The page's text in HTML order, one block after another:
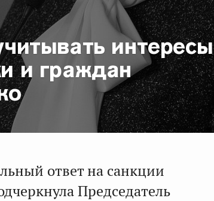
интересы
и граждан
ответ на санкции
Председатель